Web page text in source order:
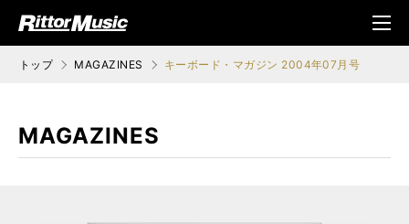
ジック (Rittor Musi
メニ
ュ
トップ MAGAZINES キーボード・マガジン 2004年07月号
MAGAZINES